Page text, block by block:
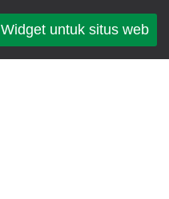
Widget untuk situs web